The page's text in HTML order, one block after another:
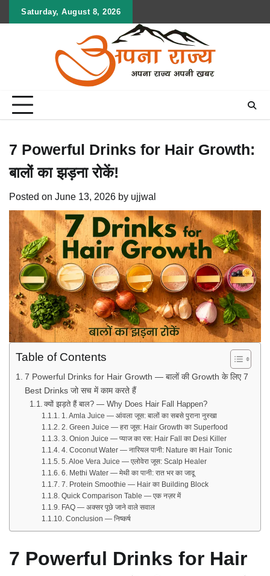
Saturday, August 8, 2026
7 Powerful Drinks for Hair Growth:
बालों का झड़ना रोकें!
Posted on June 13, 2026 by ujjwal
Table of Contents
7 Powerful Drinks for Hair Growth — बालों की Growth के लिए 7
Best Drinks जो सच में काम करते हैं
क्यों झड़ते हैं बाल? — Why Does Hair Fall Happen?
1. Amla Juice — आंवला जूस: बालों का सबसे पुराना नुस्खा
2. Green Juice — हरा जूस: Hair Growth का Superfood
3. Onion Juice — प्याज का रस: Hair Fall का Desi Killer
4. Coconut Water — नारियल पानी: Nature का Hair Tonic
5. Aloe Vera Juice — एलोवेरा जूस: Scalp Healer
6. Methi Water — मेथी का पानी: रात भर का जादू
7. Protein Smoothie — Hair का Building Block
Quick Comparison Table — एक नज़र में
FAQ — अक्सर पूछे जाने वाले सवाल
Conclusion — निष्कर्ष
7 Powerful Drinks for Hair